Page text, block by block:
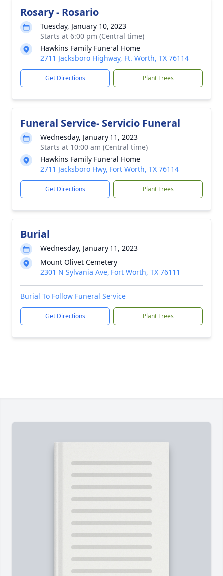
Rosary - Rosario
Tuesday, January 10, 2023
Starts at 6:00 pm (Central time)
Hawkins Family Funeral Home
2711 Jacksboro Highway, Ft. Worth, TX 76114
Get Directions Plant Trees
Funeral Service- Servicio Funeral
Wednesday, January 11, 2023
Starts at 10:00 am (Central time)
Hawkins Family Funeral Home
2711 Jacksboro Hwy, Fort Worth, TX 76114
Get Directions Plant Trees
Burial
Wednesday, January 11, 2023
Mount Olivet Cemetery
2301 N Sylvania Ave, Fort Worth, TX 76111
Burial To Follow Funeral Service
Get Directions Plant Trees